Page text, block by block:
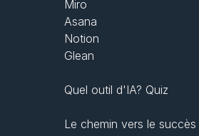
Miro
Asana
Notion
Glean
Quel outil d'IA? Quiz
Le chemin vers le